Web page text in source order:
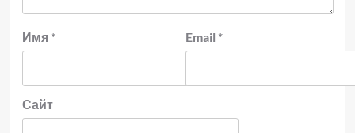
Имя * Email *
Сайт